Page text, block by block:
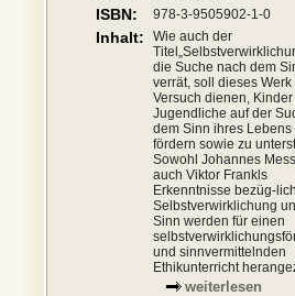
ISBN: 978-3-9505902-1-0
Inhalt:
Wie auch der
die Suche nach dem
verrät, soll dieses Werk
Versuch dienen, Kinder
Jugendliche auf der
dem Sinn ihres Lebens
fördern sowie zu
Sowohl Johannes
auch Viktor Frankls
Erkenntnisse bezüg-lich
Selbstverwirklichung
Sinn werden für einen
und sinnvermittelnden
Ethikunterricht
weiterlesen